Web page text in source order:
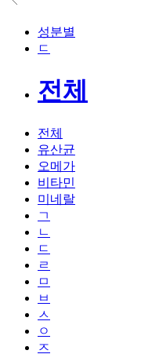
성분별
ㄷ
전체
전체
유산균
오메가
비타민
미네랄
ㄱ
ㄴ
ㄷ
ㄹ
ㅁ
ㅂ
ㅅ
ㅇ
ㅈ